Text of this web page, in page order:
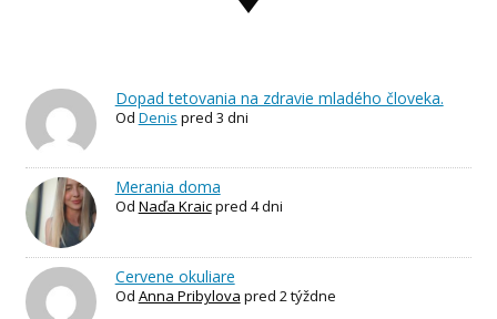
Dopad tetovania na zdravie mladého človeka.
Od Denis pred 3 dni
Merania doma
Od Naďa Kraicpred 4 dni
Cervene okuliare
Od Anna Pribylova pred 2 týždne